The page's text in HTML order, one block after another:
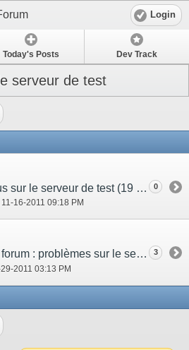
Login
Today's Posts Dev Track
serveur de test
Problèmes connus sur le serveur de test (19 jul.)
11-16-2011 09:18 PM
0
Bienvenue sur le forum : problèmes sur le serveur de test
29-2011 03:13 PM
3